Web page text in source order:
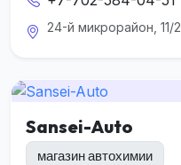
24-й микрорайон, 11/2
Sansei-Auto
магазин автохимии